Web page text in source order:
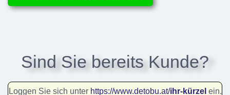
Sind Sie bereits Kunde?
Loggen Sie sich unter https://www.detobu.at/ihr-kürzel ein.